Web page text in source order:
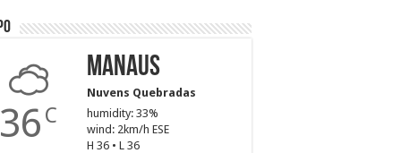
36 C
Manaus
Nuvens Quebradas
humidity: 33%
wind: 2km/h ESE
H 36 • L 36